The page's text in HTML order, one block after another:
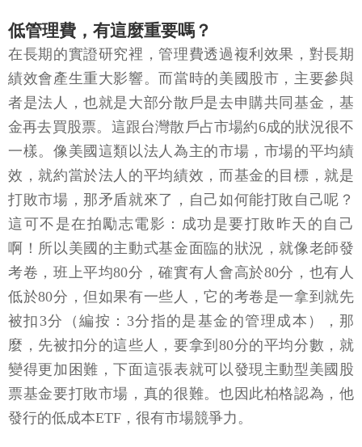
績效會產生重大影響。而當時的美國股市，主要參與
者是法人，也就是大部分散戶是去申購共同基金，基
金再去買股票。這跟台灣散戶占市場約6成的狀況很不
一樣。像美國這類以法人為主的市場，市場的平均績
效，就約當於法人的平均績效，而基金的目標，就是
打敗市場，那矛盾就來了，自己如何能打敗自己呢？
這可不是在拍勵志電影：成功是要打敗昨天的自己
啊！所以美國的主動式基金面臨的狀況，就像老師發
考卷，班上平均80分，確實有人會高於80分，也有人
低於80分，但如果有一些人，它的考卷是一拿到就先
被扣3分（編按：3分指的是基金的管理成本），那
麼，先被扣分的這些人，要拿到80分的平均分數，就
變得更加困難，下面這張表就可以發現主動型美國股
票基金要打敗市場，真的很難。也因此柏格認為，他
發行的低成本ETF，很有市場競爭力。